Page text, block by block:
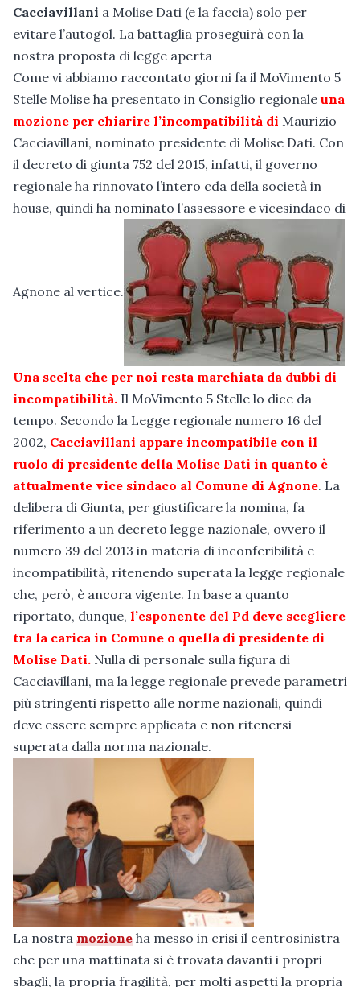
Cacciavillani a Molise Dati (e la faccia) solo per
evitare l’autogol. La battaglia proseguirà con la
nostra proposta di legge aperta
Come vi abbiamo raccontato giorni fa il MoVimento 5
Stelle Molise ha presentato in Consiglio regionaleuna
mozione per chiarire l’incompatibilità di Maurizio
Cacciavillani, nominato presidente di Molise Dati. Con
il decreto di giunta 752 del 2015, infatti, il governo
regionale ha rinnovato l’intero cda della società in
house, quindi ha nominato l’assessore e vicesindaco di
Agnone al vertice.
Una scelta che per noi resta marchiata da dubbi di
incompatibilità. Il MoVimento 5 Stelle lo dice da
tempo. Secondo la Legge regionale numero 16 del
2002, Cacciavillani appare incompatibile con il
ruolo di presidente della Molise Dati in quanto è
attualmente vice sindaco al Comune di Agnone. La
delibera di Giunta, per giustificare la nomina, fa
riferimento a un decreto legge nazionale, ovvero il
numero 39 del 2013 in materia di inconferibilità e
incompatibilità, ritenendo superata la legge regionale
che, però, è ancora vigente. In base a quanto
riportato, dunque, l’esponente del Pd deve scegliere
tra la carica in Comune o quella di presidente di
Molise Dati. Nulla di personale sulla figura di
Cacciavillani, ma la legge regionale prevede parametri
più stringenti rispetto alle norme nazionali, quindi
deve essere sempre applicata e non ritenersi
superata dalla norma nazionale.
La nostra mozione ha messo in crisi il centrosinistra
che per una mattinata si è trovata davanti i propri
sbagli, la propria fragilità, per molti aspetti la propria